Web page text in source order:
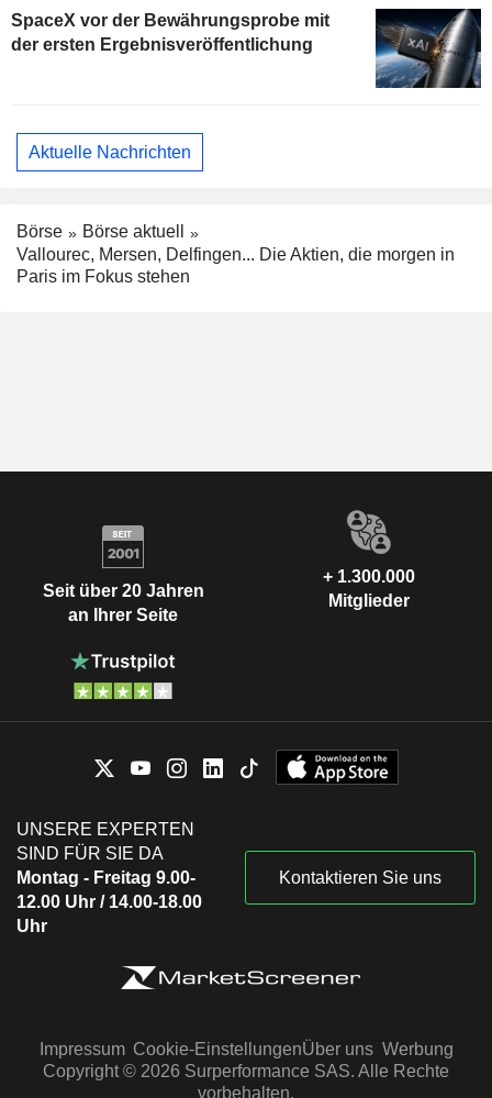
SpaceX vor der Bewährungsprobe mit
der ersten Ergebnisveröffentlichung
Aktuelle Nachrichten
Börse
Börse aktuell
Vallourec, Mersen, Delfingen... Die Aktien, die morgen in
Paris im Fokus stehen
Seit über 20 Jahren
an Ihrer Seite
+ 1.300.000
Mitglieder
UNSERE EXPERTEN
SIND FÜR SIE DA
Montag - Freitag 9.00-
12.00 Uhr / 14.00-18.00
Uhr
Kontaktieren Sie uns
Impressum Cookie-EinstellungenÜber uns Werbung
Copyright © 2026 Surperformance SAS. Alle Rechte
vorbehalten.